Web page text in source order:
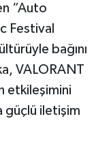
“Auto
Festival
bağını
VALORANT
etkileşimini
güçlü iletişim